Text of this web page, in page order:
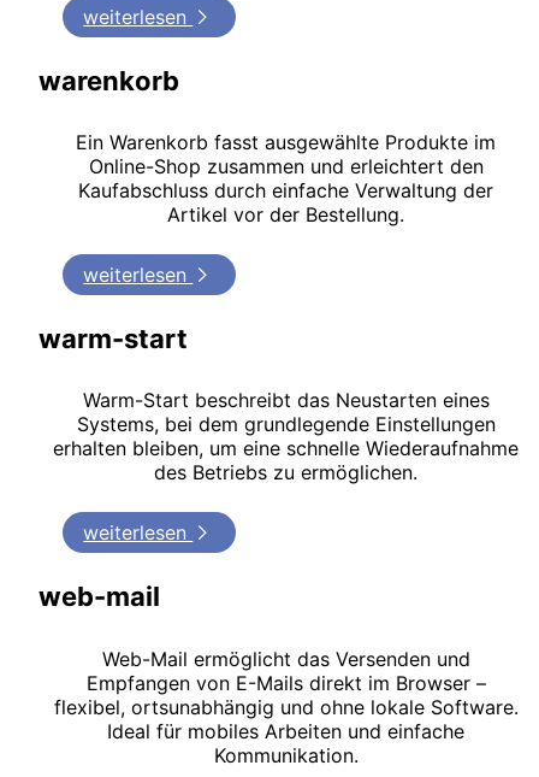
weiterlesen
warenkorb
Ein Warenkorb fasst ausgewählte Produkte im
Online-Shop zusammen und erleichtert den
Kaufabschluss durch einfache Verwaltung der
Artikel vor der Bestellung.
weiterlesen
warm-start
Warm-Start beschreibt das Neustarten eines
Systems, bei dem grundlegende Einstellungen
erhalten bleiben, um eine schnelle Wiederaufnahme
des Betriebs zu ermöglichen.
weiterlesen
web-mail
Web-Mail ermöglicht das Versenden und
Empfangen von E-Mails direkt im Browser –
flexibel, ortsunabhängig und ohne lokale Software.
Ideal für mobiles Arbeiten und einfache
Kommunikation.